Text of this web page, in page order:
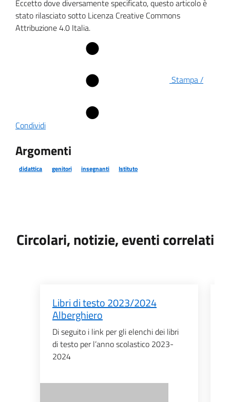
Eccetto dove diversamente specificato, questo articolo è
stato rilasciato sotto Licenza Creative Commons
Attribuzione 4.0 Italia.
Stampa /
Condividi
Argomenti
didattica genitori insegnanti Istituto
Circolari, notizie, eventi correlati
Libri di testo 2023/2024
Alberghiero
Di seguito i link per gli elenchi dei libri
di testo per l’anno scolastico 2023-
2024